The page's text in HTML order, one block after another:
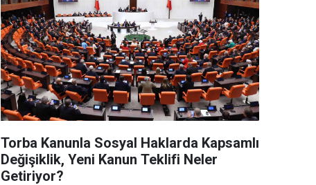
Torba Kanunla Sosyal Haklarda Kapsamlı
Değişiklik, Yeni Kanun Teklifi Neler
Getiriyor?